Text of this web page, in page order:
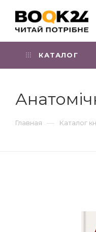
КАТАЛОГ
Главная — Каталог